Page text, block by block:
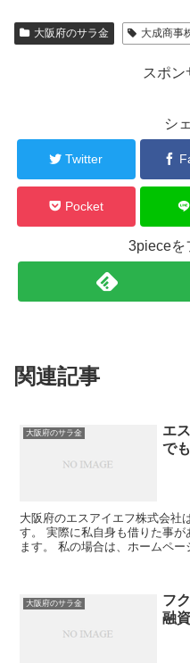
大阪府のサラ金 大成商事
スポン
シ
Twitter
Pocket
3pieceを
関連記事
大阪府のサラ金
エ
で
大阪府のエスアイエフ株式会社
す。 実際に私自身も借りた事
ます。 私の場合は、ホームペ
大阪府のサラ金
フ
融